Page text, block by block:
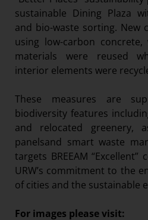
sustainable Dining Plaza
and bio-waste sorting. New
using low-carbon
materials were reused
interior elements were
These measures are
biodiversity features
and relocated greenery,
panelsand smart waste
targets BREEAM
URW’s commitment to the
of cities and the sustainable
For images please visit: